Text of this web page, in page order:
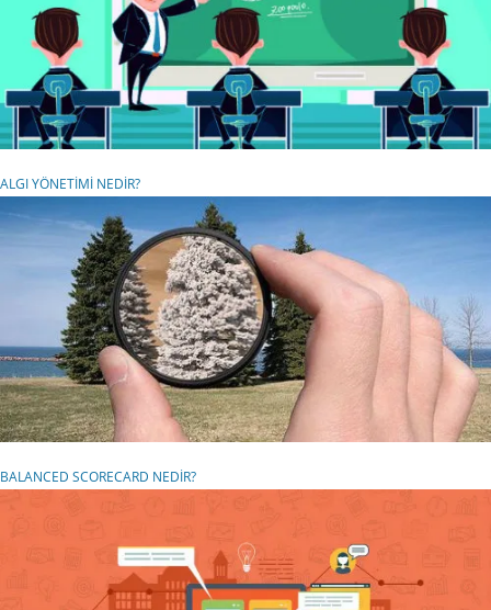
ALGI YÖNETİMİ NEDİR?
BALANCED SCORECARD NEDİR?